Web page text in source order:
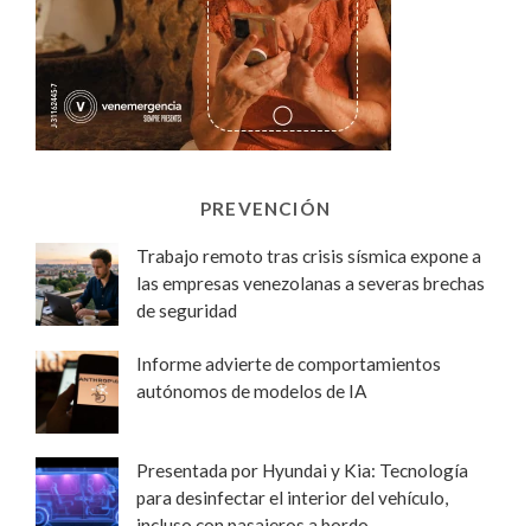
PREVENCIÓN
Trabajo remoto tras crisis sísmica expone a
las empresas venezolanas a severas brechas
de seguridad
Informe advierte de comportamientos
autónomos de modelos de IA
Presentada por Hyundai y Kia: Tecnología
para desinfectar el interior del vehículo,